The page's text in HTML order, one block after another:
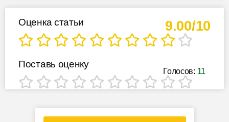
9.00/10
Оценка статьи
Голосов: 11
Поставь оценку